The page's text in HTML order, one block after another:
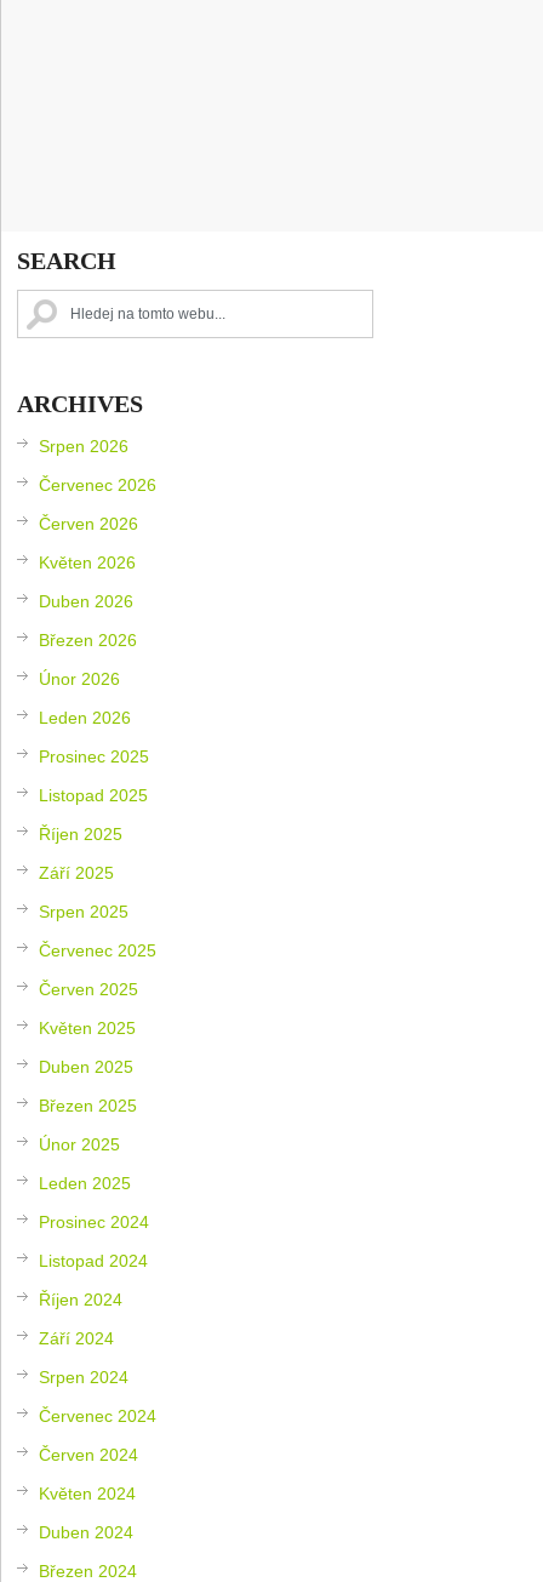
SEARCH
ARCHIVES
Srpen 2026
Červenec 2026
Červen 2026
Květen 2026
Duben 2026
Březen 2026
Únor 2026
Leden 2026
Prosinec 2025
Listopad 2025
Říjen 2025
Září 2025
Srpen 2025
Červenec 2025
Červen 2025
Květen 2025
Duben 2025
Březen 2025
Únor 2025
Leden 2025
Prosinec 2024
Listopad 2024
Říjen 2024
Září 2024
Srpen 2024
Červenec 2024
Červen 2024
Květen 2024
Duben 2024
Březen 2024